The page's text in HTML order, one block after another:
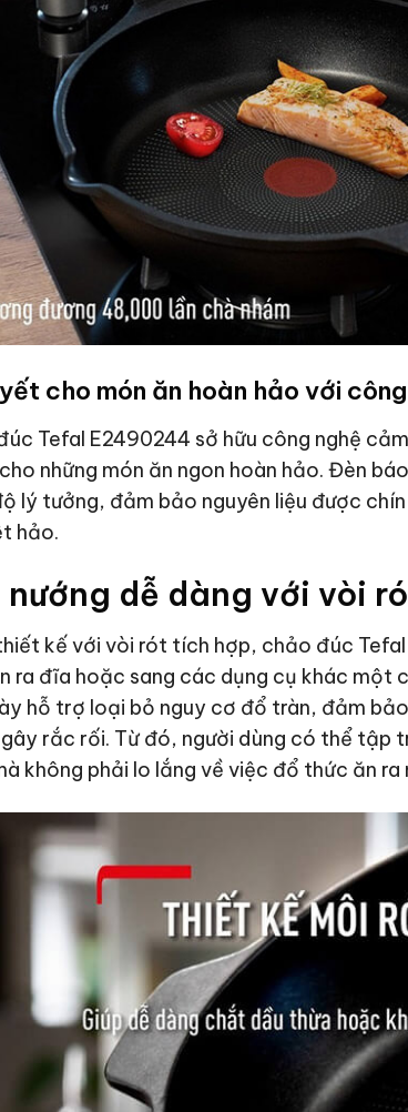
cho món ăn hoàn hảo với
Tefal E2490244 sở hữu công nghệ
những món ăn ngon hoàn hảo. Đèn
lý tưởng, đảm bảo nguyên liệu được
hảo.
nướng dễ dàng với vòi
kế với vòi rót tích hợp, chảo đúc
ra đĩa hoặc sang các dụng cụ khác một
hỗ trợ loại bỏ nguy cơ đổ tràn, đảm
rắc rối. Từ đó, người dùng có thể tập
không phải lo lắng về việc đổ thức ăn ra